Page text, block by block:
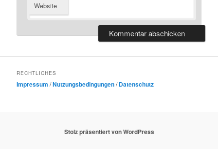
Website
RECHTLICHES
Impressum /Nutzungsbedingungen/Datenschutz
Stolz präsentiert von WordPress